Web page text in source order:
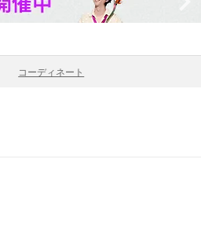
コーディネート